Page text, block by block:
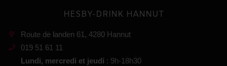
HESBY-DRINK HANNUT
Route de landen 61, 4280 Hannut
019 51 61 11
Lundi, mercredi et jeudi : 9h-18h30